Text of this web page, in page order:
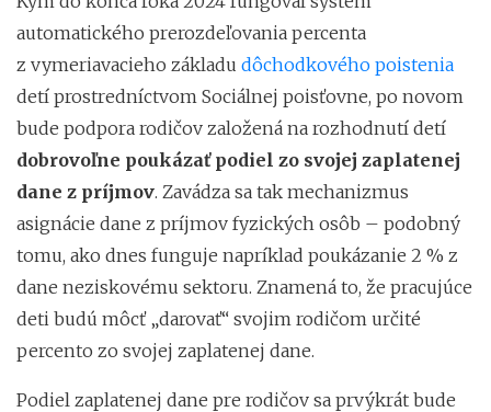
automatického prerozdeľovania percenta
z vymeriavacieho základu dôchodkového poistenia
detí prostredníctvom Sociálnej poisťovne, po novom
bude podpora rodičov založená na rozhodnutí detí
dobrovoľne poukázať podiel zo svojej zaplatenej
dane z príjmov. Zavádza sa tak mechanizmus
asignácie dane z príjmov fyzických osôb – podobný
tomu, ako dnes funguje napríklad poukázanie 2 % z
dane neziskovému sektoru. Znamená to, že pracujúce
deti budú môcť „darovať“ svojim rodičom určité
percento zo svojej zaplatenej dane.
Podiel zaplatenej dane pre rodičov sa prvýkrát bude